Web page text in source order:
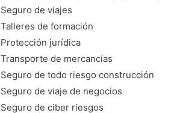
Seguro de viajes
Talleres de formación
Protección jurídica
Transporte de mercancías
Seguro de todo riesgo construcción
Seguro de viaje de negocios
Seguro de ciber riesgos